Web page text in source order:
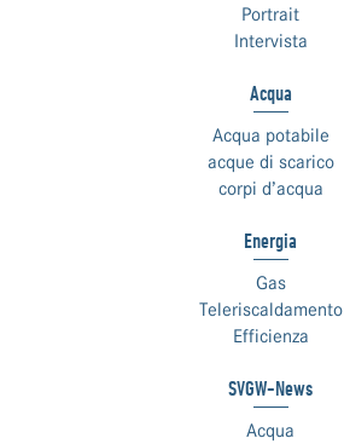
Portrait
Intervista
Acqua
Acqua potabile
acque di scarico
corpi d’acqua
Energia
Gas
Teleriscaldamento
Efficienza
SVGW-News
Acqua